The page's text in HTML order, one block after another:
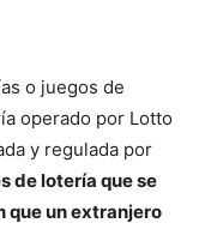
o juegos de
operado por Lotto
y regulada por
de lotería que se
que un extranjero